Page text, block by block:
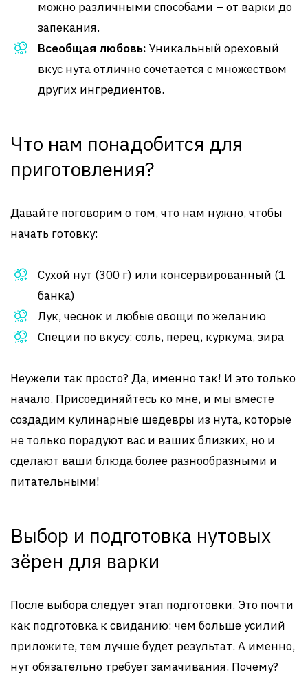
можно различными способами – от варки до
запекания.
Всеобщая любовь: Уникальный ореховый
вкус нута отлично сочетается с множеством
других ингредиентов.
Что нам понадобится для
приготовления?
Давайте поговорим о том, что нам нужно, чтобы
начать готовку:
Сухой нут (300 г) или консервированный (1
банка)
Лук, чеснок и любые овощи по желанию
Специи по вкусу: соль, перец, куркума, зира
Неужели так просто? Да, именно так! И это только
начало. Присоединяйтесь ко мне, и мы вместе
создадим кулинарные шедевры из нута, которые
не только порадуют вас и ваших близких, но и
сделают ваши блюда более разнообразными и
питательными!
Выбор и подготовка нутовых
зёрен для варки
После выбора следует этап подготовки. Это почти
как подготовка к свиданию: чем больше усилий
приложите, тем лучше будет результат. А именно,
нут обязательно требует замачивания. Почему?